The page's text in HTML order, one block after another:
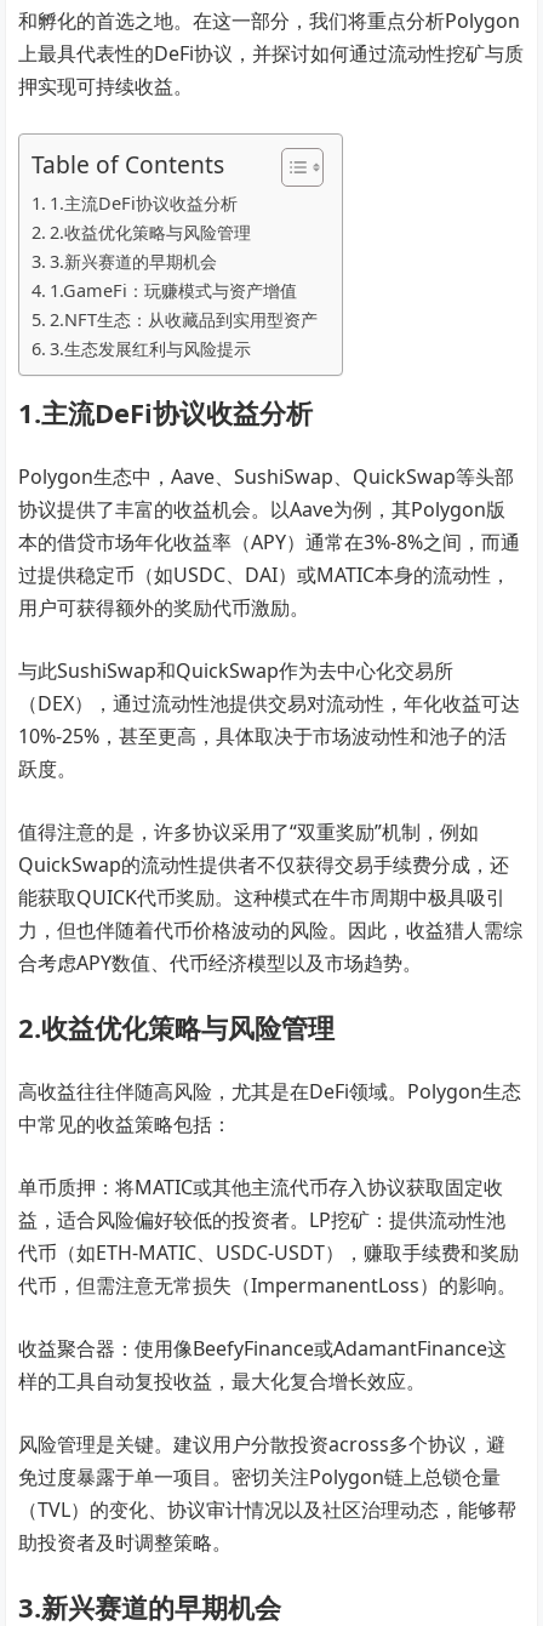
和孵化的首选之地。在这一部分，我们将重点分析Polygon
上最具代表性的DeFi协议，并探讨如何通过流动性挖矿与质
押实现可持续收益。
Table of Contents
1.主流DeFi协议收益分析
2.收益优化策略与风险管理
3.新兴赛道的早期机会
1.GameFi：玩赚模式与资产增值
2.NFT生态：从收藏品到实用型资产
3.生态发展红利与风险提示
1.主流DeFi协议收益分析
Polygon生态中，Aave、SushiSwap、QuickSwap等头部
协议提供了丰富的收益机会。以Aave为例，其Polygon版
本的借贷市场年化收益率（APY）通常在3%-8%之间，而通
过提供稳定币（如USDC、DAI）或MATIC本身的流动性，
用户可获得额外的奖励代币激励。
与此SushiSwap和QuickSwap作为去中心化交易所
（DEX），通过流动性池提供交易对流动性，年化收益可达
10%-25%，甚至更高，具体取决于市场波动性和池子的活
跃度。
值得注意的是，许多协议采用了“双重奖励”机制，例如
QuickSwap的流动性提供者不仅获得交易手续费分成，还
能获取QUICK代币奖励。这种模式在牛市周期中极具吸引
力，但也伴随着代币价格波动的风险。因此，收益猎人需综
合考虑APY数值、代币经济模型以及市场趋势。
2.收益优化策略与风险管理
高收益往往伴随高风险，尤其是在DeFi领域。Polygon生态
中常见的收益策略包括：
单币质押：将MATIC或其他主流代币存入协议获取固定收
益，适合风险偏好较低的投资者。LP挖矿：提供流动性池
代币（如ETH-MATIC、USDC-USDT），赚取手续费和奖励
代币，但需注意无常损失（ImpermanentLoss）的影响。
收益聚合器：使用像BeefyFinance或AdamantFinance这
样的工具自动复投收益，最大化复合增长效应。
风险管理是关键。建议用户分散投资across多个协议，避
免过度暴露于单一项目。密切关注Polygon链上总锁仓量
（TVL）的变化、协议审计情况以及社区治理动态，能够帮
助投资者及时调整策略。
3.新兴赛道的早期机会